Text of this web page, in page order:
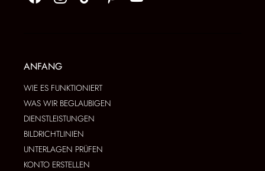
ANFANG
WIE ES FUNKTIONIERT
WAS WIR BEGLAUBIGEN
DIENSTLEISTUNGEN
BILDRICHTLINIEN
UNTERLAGEN PRÜFEN
KONTO ERSTELLEN